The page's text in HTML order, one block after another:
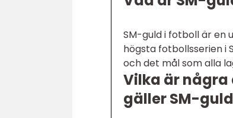
SM-guld i fotboll är en
högsta fotbollsserien i
och det mål som alla
Vilka är
gäller SM-